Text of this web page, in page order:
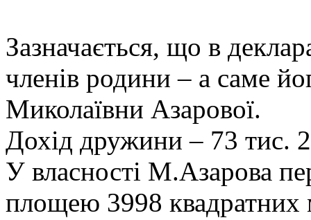
Зазначається, що в
членів родини – а саме
Миколаївни Азарової.
Дохід дружини – 73 тис.
У власності М.Азарова
площею 3998 квадратних